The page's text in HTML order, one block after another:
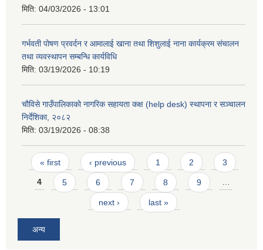
मिति: 04/03/2026 - 13:01
गर्भवती पोषण प्रवर्दन र आमालाई खाना तथा शिशुलाई नाना कार्यक्रम संचालन
तथा व्यवस्थापन सम्बन्धि कार्यविधि
मिति: 03/19/2026 - 10:19
चौविसे गाउँपालिकाको नागरिक सहायता कक्ष (help desk) स्थापना र सञ्चालन
निर्देशिका, २०८२
मिति: 03/19/2026 - 08:38
Pages
« first ‹ previous 1 2 3
4 5 6 7 8 9 …
next › last »
अन्य